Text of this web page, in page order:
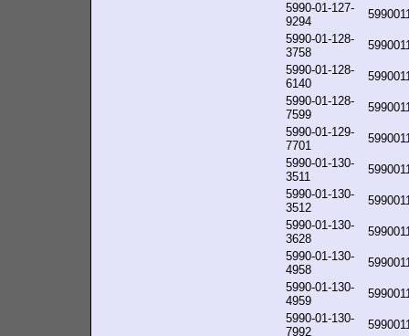
5990-01-127-
9294
5990-01-128-
3758
5990-01-128-
6140
5990-01-128-
7599
5990-01-129-
7701
5990-01-130-
3511
5990-01-130-
3512
5990-01-130-
3628
5990-01-130-
4958
5990-01-130-
4959
5990-01-130-
7992